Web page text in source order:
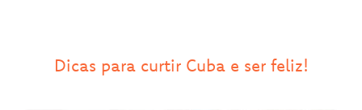
Dicas para curtir Cuba e ser feliz!